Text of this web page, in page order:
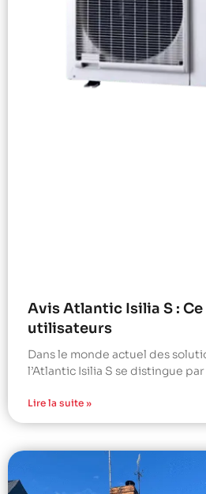
Avis Atlantic Isilia S :
utilisateurs
Dans le monde actuel des
l’Atlantic Isilia S se distingue par
Lire la suite »